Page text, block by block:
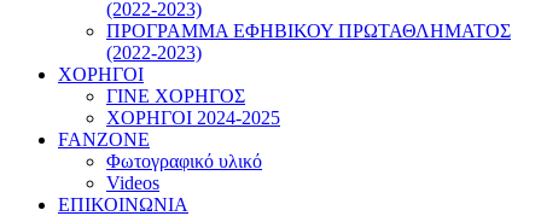
(2022-2023)
ΠΡΟΓΡΑΜΜΑ ΕΦΗΒΙΚΟΥ ΠΡΩΤΑΘΛΗΜΑΤΟΣ
(2022-2023)
ΧΟΡΗΓΟΙ
ΓΙΝΕ ΧΟΡΗΓΟΣ
ΧΟΡΗΓΟΙ 2024-2025
FANZONE
Φωτογραφικό υλικό
Videos
ΕΠΙΚΟΙΝΩΝΙΑ